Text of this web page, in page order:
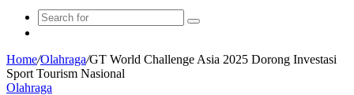
Search
Home/Olahraga/GT World Challenge Asia 2025 Dorong Investasi
Sport Tourism Nasional
Olahraga